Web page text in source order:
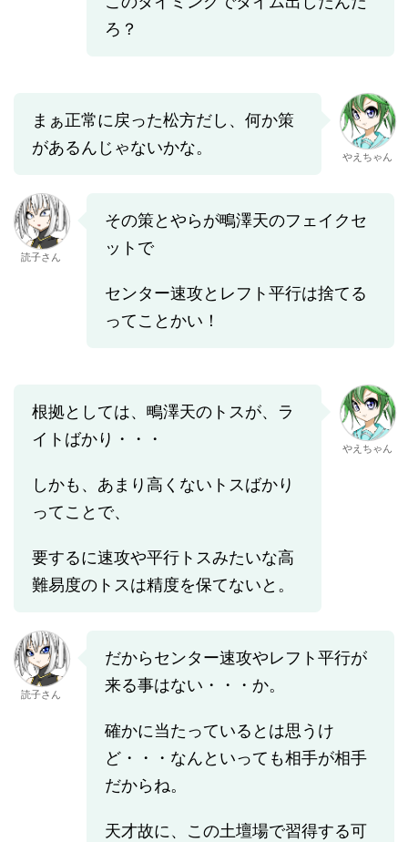
ろ？
まぁ正常に戻った松方だし、何か策
があるんじゃないかな。
やえちゃん
読子さん
その策とやらが鴫澤天のフェイクセ
ットで
センター速攻とレフト平行は捨てる
ってことかい！
根拠としては、鴫澤天のトスが、ラ
イトばかり・・・
しかも、あまり高くないトスばかり
ってことで、
要するに速攻や平行トスみたいな高
難易度のトスは精度を保てないと。
やえちゃん
読子さん
だからセンター速攻やレフト平行が
来る事はない・・・か。
確かに当たっているとは思うけ
ど・・・なんといっても相手が相手
だからね。
天才故に、この土壇場で習得する可